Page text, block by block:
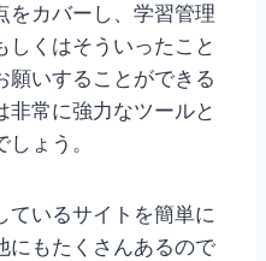
をカバーし、学習管理
しくはそういったこと
願いすることができる
非常に強力なツールと
ょう。
ているサイトを簡単に
にもたくさんあるので